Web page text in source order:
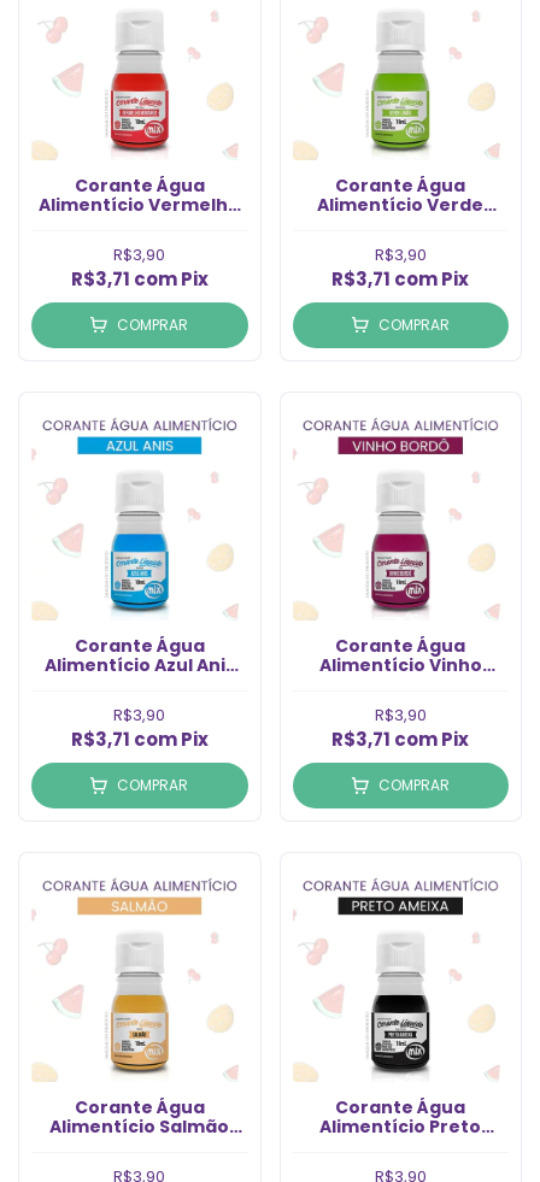
Corante Água
Alimentício Vermelho
R$3,90
R$3,71 com Pix
COMPRAR
Corante Água
Alimentício Verde
R$3,90
R$3,71 comPix
COMPRAR
Corante Água
Alimentício Azul Anis
R$3,90
R$3,71 com Pix
COMPRAR
Corante Água
Alimentício Vinho
R$3,90
R$3,71 comPix
COMPRAR
Corante Água
Alimentício Salmão
R$3,90
Corante Água
Alimentício Preto
R$3,90